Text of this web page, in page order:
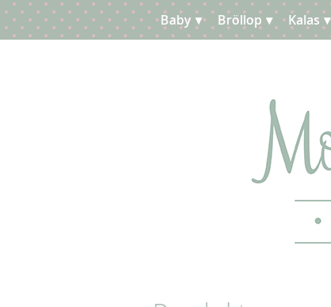
Baby Bröllop Kalas